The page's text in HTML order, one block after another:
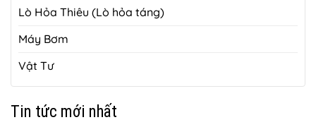
Lò Hỏa Thiêu (Lò hỏa táng)
Máy Bơm
Vật Tư
Tin tức mới nhất